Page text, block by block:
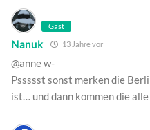
Gast
Nanuk 13 Jahre vor
@anne w-
Pssssst sonst merken die
ist… und dann kommen die alle